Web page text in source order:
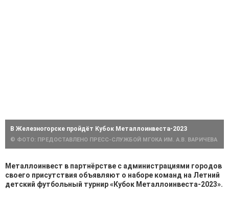
В Железногорске пройдёт Кубок Металлоинвеста-2023
© ФОТО: ПРЕДОСТАВЛЕНО ПРЕСС-СЛУЖБОЙ МГОКА ИМ. А.В. ВАРИЧЕВА
Металлоинвест в партнёрстве с администрациями городов
своего присутствия объявляют о наборе команд на Летний
детский футбольный турнир «Кубок Металлоинвеста-2023».